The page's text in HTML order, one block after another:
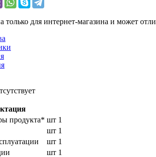
только для интернет-магазина и может
продукта* шт 1
шт 1
шт 1
шт 1